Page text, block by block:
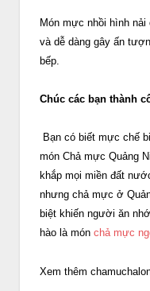
Món mực nhồi hình
và dễ dàng gây ấn
bếp.
Chúc các bạn thành
Bạn có biết mực chế
món Chả mực Quảng
khắp mọi miền đất
nhưng chả mực ở
biệt khiến người ăn
hào là món chả mực
Xem thêm